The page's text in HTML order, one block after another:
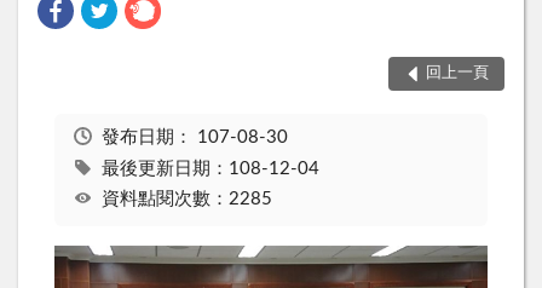
回上一頁
發布日期： 107-08-30
最後更新日期：108-12-04
資料點閱次數：2285